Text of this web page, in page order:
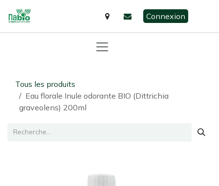
Connexion
Tous les produits
Eau florale Inule odorante BIO (Dittrichia
graveolens) 200ml